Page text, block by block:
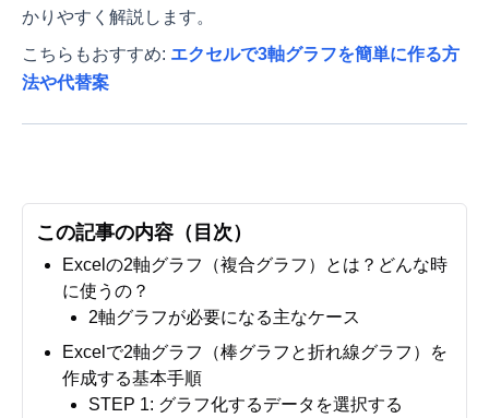
かりやすく解説します。
こちらもおすすめ: エクセルで3軸グラフを簡単に作る方
法や代替案
この記事の内容（目次）
Excelの2軸グラフ（複合グラフ）とは？どんな時
に使うの？
2軸グラフが必要になる主なケース
Excelで2軸グラフ（棒グラフと折れ線グラフ）を
作成する基本手順
STEP 1: グラフ化するデータを選択する